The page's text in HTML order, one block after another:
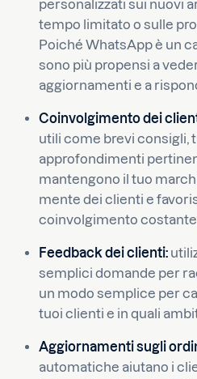
personalizzati sui nuovi
tempo limitato o sulle
Poiché WhatsApp è un
sono più propensi a
aggiornamenti e a
Coinvolgimento dei
utili come brevi consigli,
approfondimenti
mantengono il tuo
mente dei clienti e
coinvolgimento
Feedback dei clienti:
semplici domande per
un modo semplice per
tuoi clienti e in quali
Aggiornamenti sugli
automatiche aiutano i